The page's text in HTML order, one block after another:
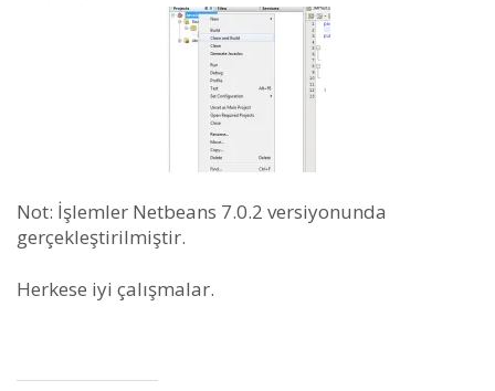
Not: İşlemler Netbeans 7.0.2 versiyonunda
gerçekleştirilmiştir.
Herkese iyi çalışmalar.